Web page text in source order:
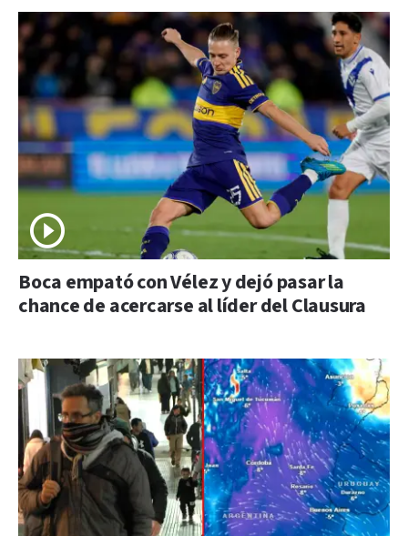
Boca empató con Vélez y dejó pasar la
chance de acercarse al líder del Clausura